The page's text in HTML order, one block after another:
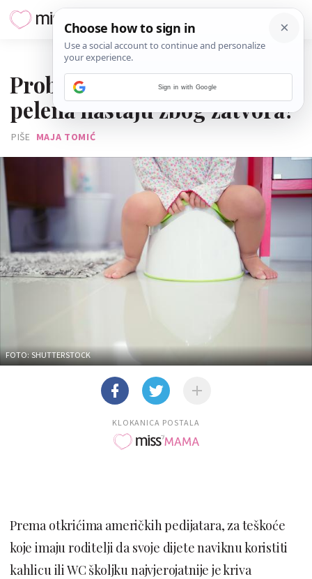
Problemi s odvikavanjem od
pelena nastaju zbog zatvora?
PIŠE MAJA TOMIĆ
FOTO: SHUTTERSTOCK
KLOKANICA POSTALA
Prema otkrićima američkih pedijatara, za teškoće
koje imaju roditelji da svoje dijete naviknu koristiti
kahlicu ili WC školjku najvjerojatnije je kriva
Sign in with Google